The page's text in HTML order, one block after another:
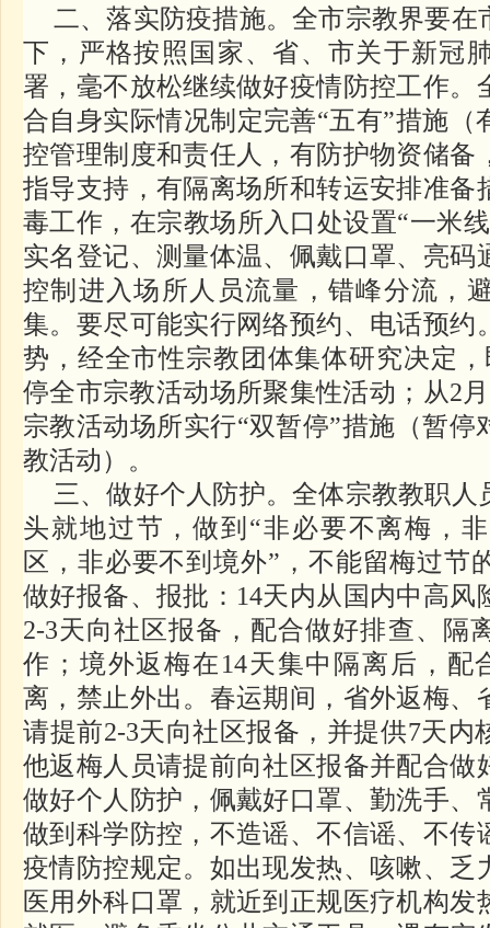
二、落实防疫措施。全市宗教界要在
下，严格按照国家、省、市关于新冠
署，毫不放松继续做好疫情防控工作。
合自身实际情况制定完善“五有”措施（
控管理制度和责任人，有防护物资储备
指导支持，有隔离场所和转运安排准备
毒工作，在宗教场所入口处设置“一米
实名登记、测量体温、佩戴口罩、亮码
控制进入场所人员流量，错峰分流，
集。要尽可能实行网络预约、电话预约
势，经全市性宗教团体集体研究决定
停全市宗教活动场所聚集性活动；从2
宗教活动场所实行“双暂停”措施（暂停
教活动）。
三、做好个人防护。全体宗教教职人
头就地过节，做到“非必要不离梅，
区，非必要不到境外”，不能留梅过节
做好报备、报批：14天内从国内中高风
2-3天向社区报备，配合做好排查、隔
作；境外返梅在14天集中隔离后，配
离，禁止外出。春运期间，省外返梅、
请提前2-3天向社区报备，并提供7天内
他返梅人员请提前向社区报备并配合做
做好个人防护，佩戴好口罩、勤洗手、
做到科学防控，不造谣、不信谣、不传
疫情防控规定。如出现发热、咳嗽、乏
医用外科口罩，就近到正规医疗机构发